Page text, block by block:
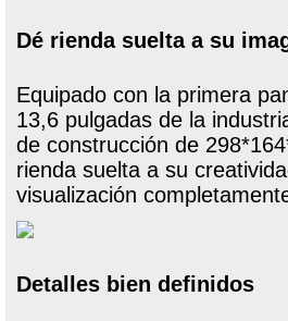
Dé rienda suelta a su
Equipado con la primera
13,6 pulgadas de la
de construcción de
rienda suelta a su
visualización
Detalles bien definidos